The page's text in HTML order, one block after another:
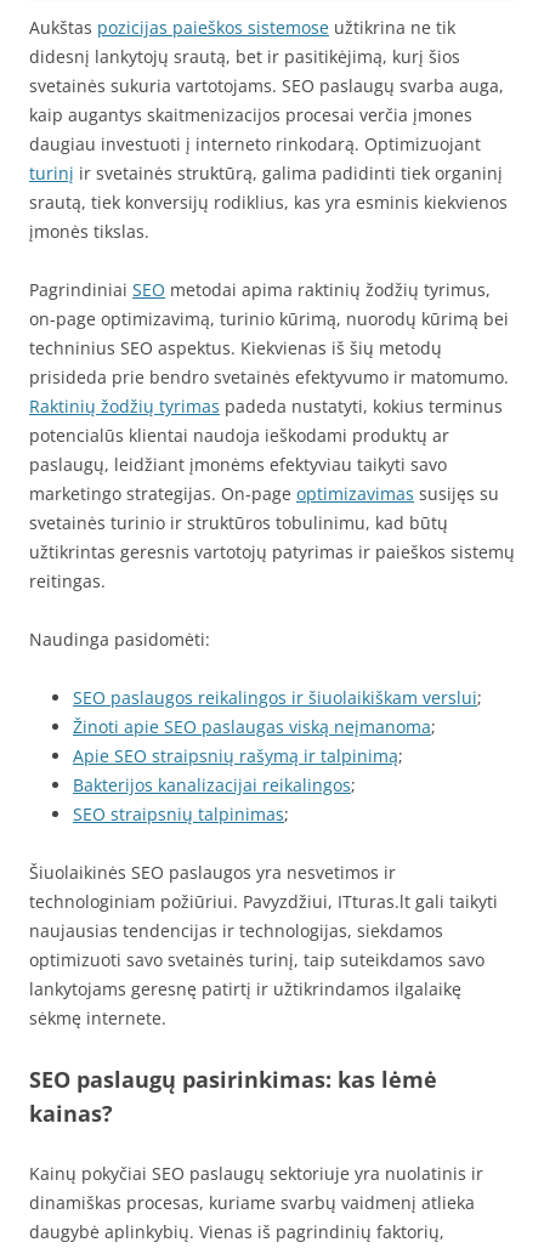
Aukštas pozicijas paieškos sistemose užtikrina ne tik
didesnį lankytojų srautą, bet ir pasitikėjimą, kurį šios
svetainės sukuria vartotojams. SEO paslaugų svarba auga,
kaip augantys skaitmenizacijos procesai verčia įmones
daugiau investuoti į interneto rinkodarą. Optimizuojant
turinį ir svetainės struktūrą, galima padidinti tiek organinį
srautą, tiek konversijų rodiklius, kas yra esminis kiekvienos
įmonės tikslas.
Pagrindiniai SEO metodai apima raktinių žodžių tyrimus,
on-page optimizavimą, turinio kūrimą, nuorodų kūrimą bei
techninius SEO aspektus. Kiekvienas iš šių metodų
prisideda prie bendro svetainės efektyvumo ir matomumo.
Raktinių žodžių tyrimas padeda nustatyti, kokius terminus
potencialūs klientai naudoja ieškodami produktų ar
paslaugų, leidžiant įmonėms efektyviau taikyti savo
marketingo strategijas. On-page optimizavimas susijęs su
svetainės turinio ir struktūros tobulinimu, kad būtų
užtikrintas geresnis vartotojų patyrimas ir paieškos sistemų
reitingas.
Naudinga pasidomėti:
SEO paslaugos reikalingos ir šiuolaikiškam verslui;
Žinoti apie SEO paslaugas viską neįmanoma;
Apie SEO straipsnių rašymą ir talpinimą;
Bakterijos kanalizacijai reikalingos;
SEO straipsnių talpinimas;
Šiuolaikinės SEO paslaugos yra nesvetimos ir
technologiniam požiūriui. Pavyzdžiui, ITturas.lt gali taikyti
naujausias tendencijas ir technologijas, siekdamos
optimizuoti savo svetainės turinį, taip suteikdamos savo
lankytojams geresnę patirtį ir užtikrindamos ilgalaikę
sėkmę internete.
SEO paslaugų pasirinkimas: kas lėmė
kainas?
Kainų pokyčiai SEO paslaugų sektoriuje yra nuolatinis ir
dinamiškas procesas, kuriame svarbų vaidmenį atlieka
daugybė aplinkybių. Vienas iš pagrindinių faktorių,